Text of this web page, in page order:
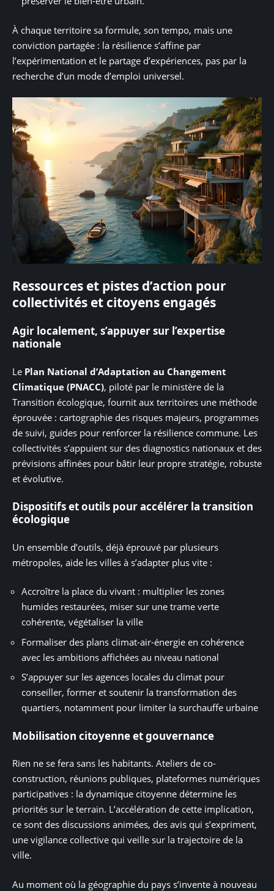
À chaque territoire sa formule, son tempo, mais une
conviction partagée : la résilience s’affine par
l’expérimentation et le partage d’expériences, pas par la
recherche d’un mode d’emploi universel.
Ressources et pistes d’action pour
collectivités et citoyens engagés
Agir localement, s’appuyer sur l’expertise
nationale
Le Plan National d’Adaptation au Changement
Climatique (PNACC), piloté par le ministère de la
Transition écologique, fournit aux territoires une méthode
éprouvée : cartographie des risques majeurs, programmes
de suivi, guides pour renforcer la résilience commune. Les
collectivités s’appuient sur des diagnostics nationaux et des
prévisions affinées pour bâtir leur propre stratégie, robuste
et évolutive.
Dispositifs et outils pour accélérer la transition
écologique
Un ensemble d’outils, déjà éprouvé par plusieurs
métropoles, aide les villes à s’adapter plus vite :
Accroître la place du vivant : multiplier les zones
humides restaurées, miser sur une trame verte
cohérente, végétaliser la ville
Formaliser des plans climat-air-énergie en cohérence
avec les ambitions affichées au niveau national
S’appuyer sur les agences locales du climat pour
conseiller, former et soutenir la transformation des
quartiers, notamment pour limiter la surchauffe urbaine
Mobilisation citoyenne et gouvernance
Rien ne se fera sans les habitants. Ateliers de co-
construction, réunions publiques, plateformes numériques
participatives : la dynamique citoyenne détermine les
priorités sur le terrain. L’accélération de cette implication,
ce sont des discussions animées, des avis qui s’expriment,
une vigilance collective qui veille sur la trajectoire de la
ville.
Au moment où la géographie du pays s’invente à nouveau